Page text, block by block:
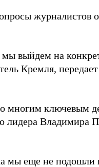
журналистов
выйдем на
Кремля, передает
многим ключевым
лидера Владимира
мы еще не подошли